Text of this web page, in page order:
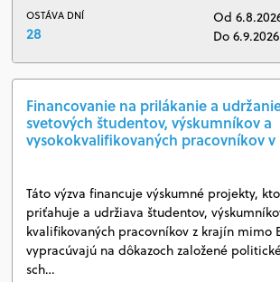
OSTÁVA DNÍ
28
Od
Do 6.9.2026
Financovanie na prilákanie a
svetových študentov, výskumníkov a
vysokokvalifikovaných pracovníkov v
Táto výzva financuje výskumné projekty,
priťahuje a udržiava študentov,
kvalifikovaných pracovníkov z krajín mimo
vypracúvajú na dôkazoch založené
sch…